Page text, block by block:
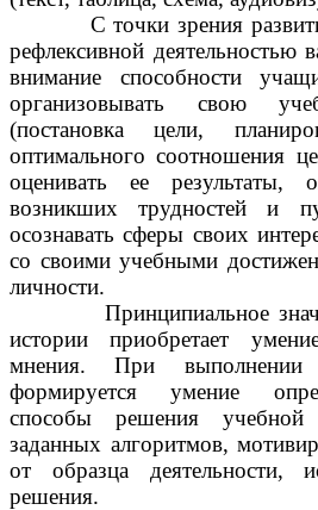
С точки зрения
рефлексивной деятельностью
внимание способности
организовывать свою
(постановка цели,
оптимального соотношения
оценивать ее результаты,
возникших трудностей и
осознавать сферы своих
со своими учебными
личности.
Принципиальное
истории приобретает
мнения. При выполнении
формируется умение
способы решения
заданных алгоритмов,
от образца деятельности,
решения.